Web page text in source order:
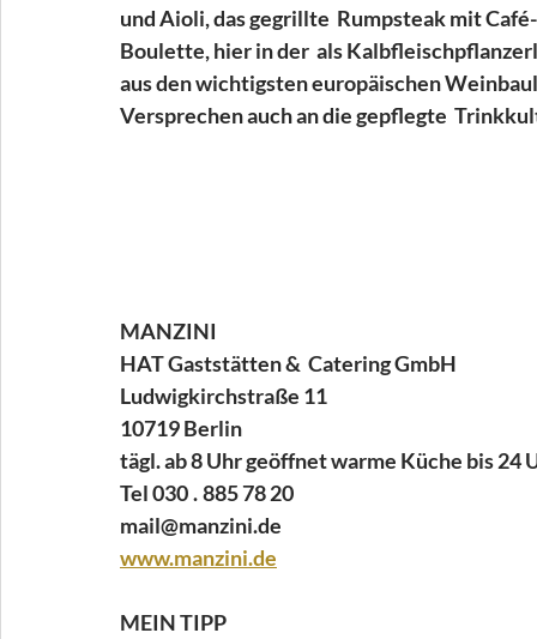
und Aioli, das gegrillte  Rumpsteak mit
Boulette, hier in der  als
aus den wichtigsten europäischen
Versprechen auch an die gepflegte
MANZINI
HAT Gaststätten &  Catering GmbH
Ludwigkirchstraße 11
10719 Berlin
tägl. ab 8 Uhr geöffnet warme Küche bis 24
Tel 030 . 885 78 20
mail@manzini.de
www.manzini.de
MEIN TIPP